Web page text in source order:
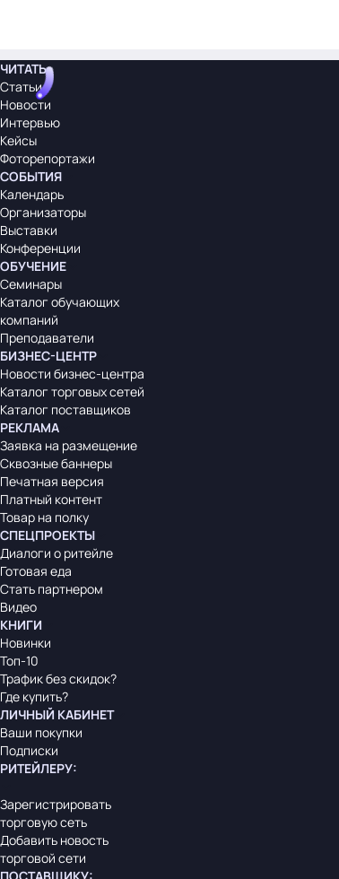
ЧИТАТЬ
Статьи
Новости
Интервью
Кейсы
Фоторепортажи
СОБЫТИЯ
Календарь
Организаторы
Выставки
Конференции
ОБУЧЕНИЕ
Семинары
Каталог обучающих
компаний
Преподаватели
БИЗНЕС-ЦЕНТР
Новости бизнес-центра
Каталог торговых сетей
Каталог поставщиков
РЕКЛАМА
Заявка на размещение
Сквозные баннеры
Печатная версия
Платный контент
Товар на полку
СПЕЦПРОЕКТЫ
Диалоги о ритейле
Готовая еда
Стать партнером
Видео
КНИГИ
Новинки
Топ-10
Трафик без скидок?
Где купить?
ЛИЧНЫЙ КАБИНЕТ
Ваши покупки
Подписки
РИТЕЙЛЕРУ:
Зарегистрировать
торговую сеть
Добавить новость
торговой сети
ПОСТАВЩИКУ: